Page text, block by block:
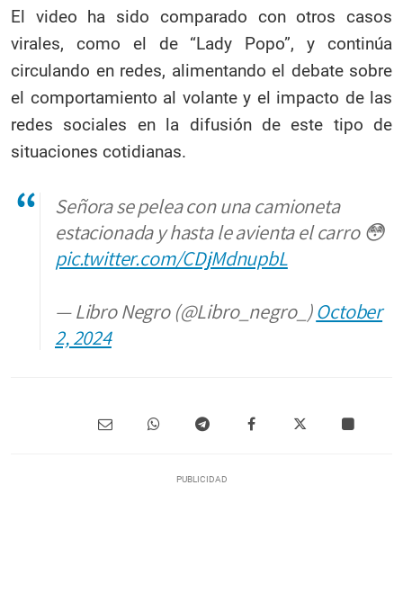
El video ha sido comparado con otros casos
virales, como el de “Lady Popo”, y continúa
circulando en redes, alimentando el debate sobre
el comportamiento al volante y el impacto de las
redes sociales en la difusión de este tipo de
situaciones cotidianas.
Señora se pelea con una camioneta
estacionada y hasta le avienta el carro 😳
pic.twitter.com/CDjMdnupbL
— Libro Negro (@Libro_negro_)October
2, 2024